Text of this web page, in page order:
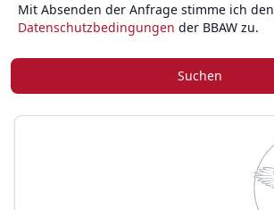
Mit Absenden der Anfrage stimme ich den
Datenschutzbedingungen der BBAW zu.
Suchen